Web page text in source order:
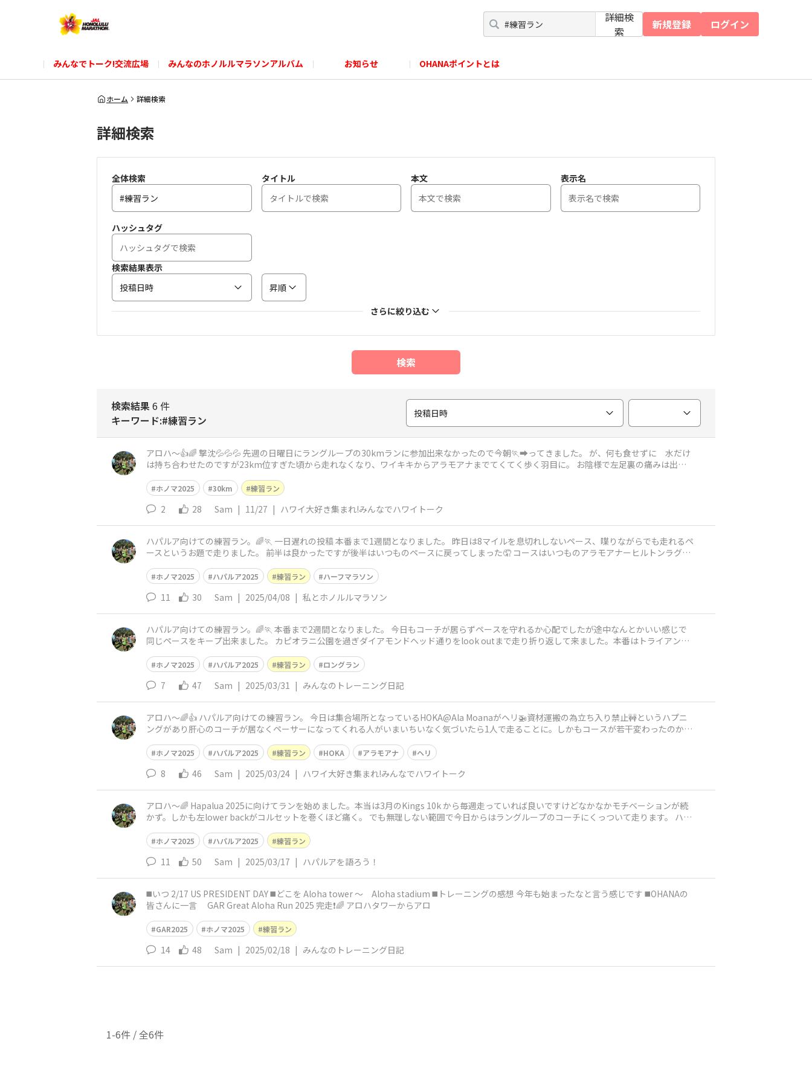
詳細検
索
新規登録 ログイン
みんなでトーク!交流広場 みんなのホノルルマラソンアルバム お知らせ OHANAポイントとは
ホーム 詳細検索
詳細検索
全体検索 タイトル 本文 表示名
ハッシュタグ
検索結果表示
投稿日時
昇順
さらに絞り込む
検索
検索結果6 件
キーワード:#練習ラン
投稿日時
アロハ〜👍🌈 撃沈💦💦💦 先週の日曜日にラングループの30kmランに参加出来なかったので今朝🏃‍➡️ってきました。 が、何も食せずに 水だけ
は持ち合わせたのですが23km位すぎた頃から走れなくなり、ワイキキからアラモアナまでてくてく歩く羽目に。 お陰様で左足裏の痛みは出て
ホノマ2025 30km 練習ラン
2 28 Sam | 11/27 | ハワイ大好き集まれ!みんなでハワイトーク
ハパルア向けての練習ラン。🌈🏃 一日遅れの投稿 本番まで1週間となりました。 昨日は8マイルを息切れしないペース、喋りながらでも走れるペ
ースというお題で走りました。 前半は良かったですが後半はいつものペースに戻ってしまった🤦 コースはいつものアラモアナーヒルトンラグー
ホノマ2025 ハパルア2025 練習ラン ハーフマラソン
11 30 Sam | 2025/04/08 | 私とホノルルマラソン
ハパルア向けての練習ラン。🌈🏃 本番まで2週間となりました。 今日もコーチが居らずペースを守れるか心配でしたが途中なんとかいい感じで
同じペースをキープ出来ました。 カピオラニ公園を過ぎダイアモンドヘッド通りをlook outまで走り折り返して来ました。本番はトライアング
ホノマ2025 ハパルア2025 練習ラン ロングラン
7 47 Sam | 2025/03/31 | みんなのトレーニング日記
アロハ〜🌈👍 ハパルア向けての練習ラン。 今日は集合場所となっているHOKA@Ala Moanaがヘリ🚁資材運搬の為立ち入り禁止🚧というハプニ
ングがあり肝心のコーチが居なくペーサーになってくれる人がいまいちいなく気づいたら1人で走ることに。しかもコースが若干変わったのか気
ホノマ2025 ハパルア2025 練習ラン HOKA アラモアナ ヘリ
8 46 Sam | 2025/03/24 | ハワイ大好き集まれ!みんなでハワイトーク
アロハ〜🌈 Hapalua 2025に向けてランを始めました。本当は3月のKings 10k から毎週走っていれば良いですけどなかなかモチベーションが続
かず。しかも左lower backがコルセットを巻くほど痛く。 でも無理しない範囲で今日からはラングループのコーチにくっついて走ります。 ハパ
ホノマ2025 ハパルア2025 練習ラン
11 50 Sam | 2025/03/17 | ハパルアを語ろう！
◼️いつ 2/17 US PRESIDENT DAY ◼️どこを Aloha tower 〜 Aloha stadium ◼️トレーニングの感想 今年も始まったなと言う感じです ◼️OHANAの
皆さんに一言 GAR Great Aloha Run 2025 完走❗️🌈 アロハタワーからアロ
GAR2025 ホノマ2025 練習ラン
14 48 Sam | 2025/02/18 | みんなのトレーニング日記
1-6件 / 全6件